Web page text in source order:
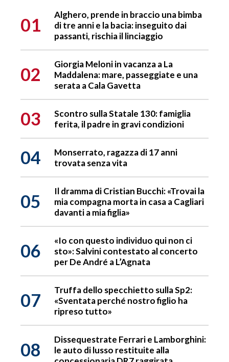
01
Alghero, prende in braccio una bimba
di tre anni e la bacia: inseguito dai
passanti, rischia il linciaggio
02
Giorgia Meloni in vacanza a La
Maddalena: mare, passeggiate e una
serata a Cala Gavetta
03
Scontro sulla Statale 130: famiglia
ferita, il padre in gravi condizioni
04
Monserrato, ragazza di 17 anni
trovata senza vita
05
Il dramma di Cristian Bucchi: «Trovai la
mia compagna morta in casa a Cagliari
davanti a mia figlia»
06
«Io con questo individuo qui non ci
sto»: Salvini contestato al concerto
per De André a L’Agnata
07
Truffa dello specchietto sulla Sp2:
«Sventata perché nostro figlio ha
ripreso tutto»
08
Dissequestrate Ferrari e Lamborghini:
le auto di lusso restituite alla